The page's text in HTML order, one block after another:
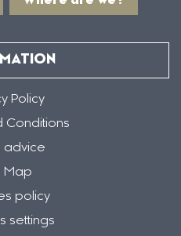
Policy
Conditions
advice
Map
policy
settings